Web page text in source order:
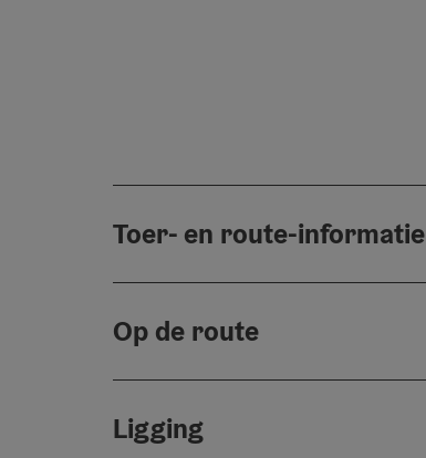
Toer- en route-informatie
Op de route
Ligging